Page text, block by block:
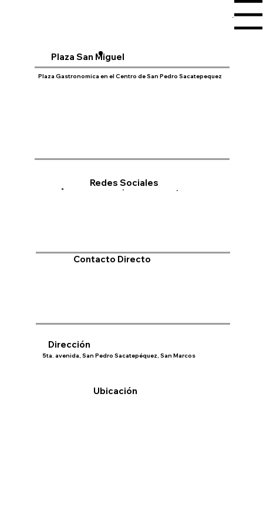
Menu
Plaza San Miguel
Plaza Gastronomica en el Centro de San Pedro Sacatepequez
Contacto Directo
Redes Sociales
Dirección
5ta. avenida, San Pedro Sacatepéquez, San Marcos
Ubicación